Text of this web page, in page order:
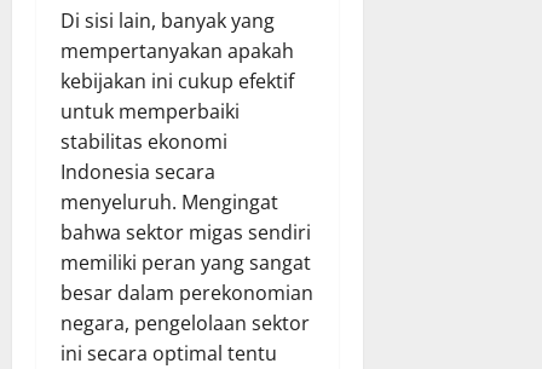
Di sisi lain, banyak yang
mempertanyakan apakah
kebijakan ini cukup efektif
untuk memperbaiki
stabilitas ekonomi
Indonesia secara
menyeluruh. Mengingat
bahwa sektor migas sendiri
memiliki peran yang sangat
besar dalam perekonomian
negara, pengelolaan sektor
ini secara optimal tentu